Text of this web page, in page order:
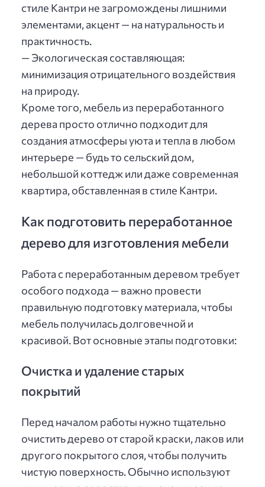
стиле Кантри не загромождены лишними
элементами, акцент — на натуральность и
практичность.
— Экологическая составляющая:
минимизация отрицательного воздействия
на природу.
Кроме того, мебель из переработанного
дерева просто отлично подходит для
создания атмосферы уюта и тепла в любом
интерьере — будь то сельский дом,
небольшой коттедж или даже современная
квартира, обставленная в стиле Кантри.
Как подготовить переработанное
дерево для изготовления мебели
Работа с переработанным деревом требует
особого подхода — важно провести
правильную подготовку материала, чтобы
мебель получилась долговечной и
красивой. Вот основные этапы подготовки:
Очистка и удаление старых
покрытий
Перед началом работы нужно тщательно
очистить дерево от старой краски, лаков или
другого покрытого слоя, чтобы получить
чистую поверхность. Обычно используют